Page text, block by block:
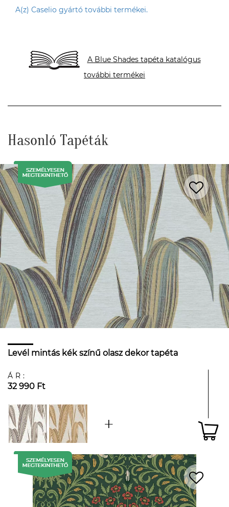
A(z) Caselio gyártó további termékei.
A Blue Shades tapéta katalógus
további termékei
Hasonló Tapéták
Levél mintás kék színű olasz dekor tapéta
ÁR:
32 990 Ft